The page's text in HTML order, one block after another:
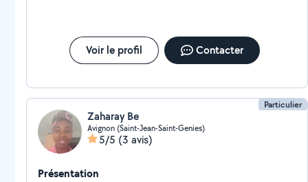
Voir le profil Contacter
Particulier
Zaharay Be
Avignon (Saint-Jean-Saint-Genies)
5/5 (3 avis)
Présentation